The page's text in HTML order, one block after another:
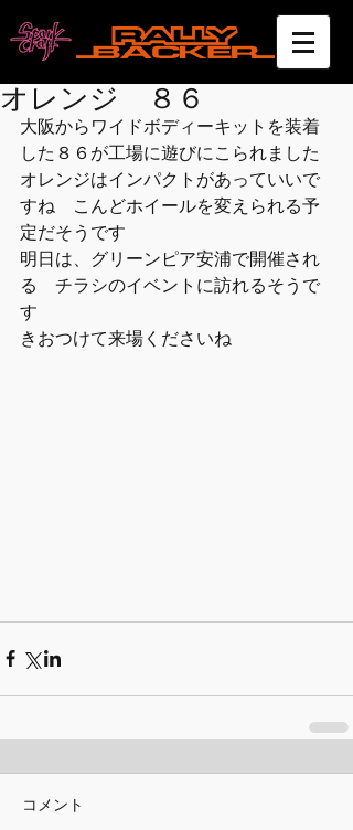
オレンジ ８６
大阪からワイドボディーキットを装着
した８６が工場に遊びにこられました
オレンジはインパクトがあっていいで
すね　こんどホイールを変えられる予
定だそうです
明日は、グリーンピア安浦で開催され
る　チラシのイベントに訪れるそうで
す
きおつけて来場くださいね
コメント